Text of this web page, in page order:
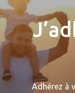
Adhérez à